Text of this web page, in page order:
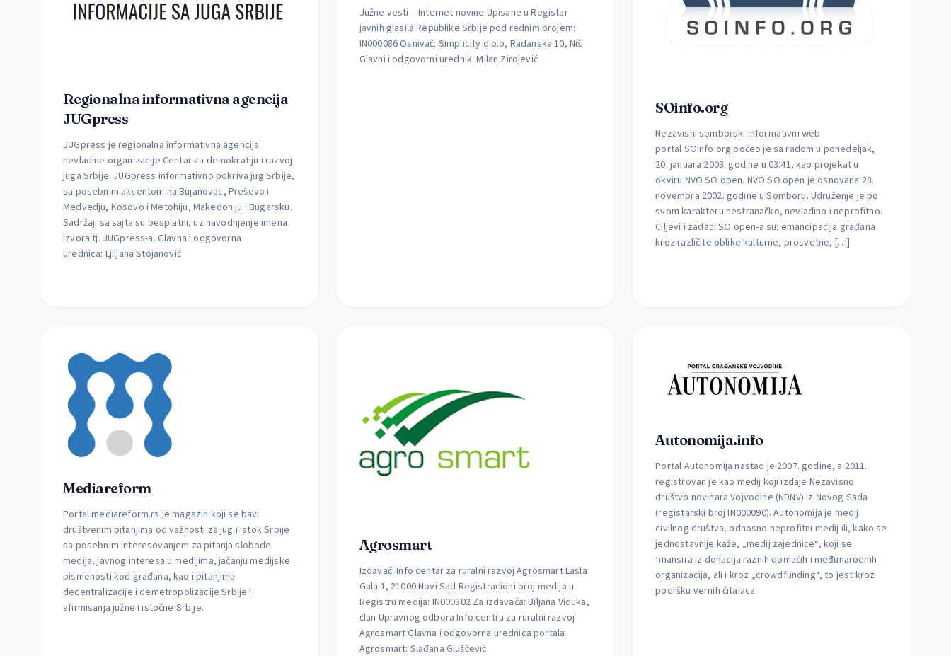
Regionalna informativna agencija
JUGpress
JUGpress je regionalna informativna agencija
nevladine organizacije Centar za demokratiju i razvoj
juga Srbije. JUGpress informativno pokriva jug Srbije,
sa posebnim akcentom na Bujanovac, Preševo i
Medvedju, Kosovo i Metohiju, Makedoniju i Bugarsku.
Sadržaji sa sajta su besplatni, uz navodnjenje imena
izvora tj. JUGpress-a. Glavna i odgovorna
urednica: Ljiljana Stojanović
Južne vesti – Internet novine Upisane u Registar
javnih glasila Republike Srbije pod rednim brojem:
IN000086 Osnivač: Simplicity d.o.o, Radanska 10, Niš
Glavni i odgovorni urednik: Milan Zirojević
SOinfo.org
Nezavisni somborski informativni web
portal SOinfo.org počeo je sa radom u ponedeljak,
20. januara 2003. godine u 03:41, kao projekat u
okviru NVO SO open. NVO SO open je osnovana 28.
novembra 2002. godine u Somboru. Udruženje je po
svom karakteru nestranačko, nevladino i neprofitno.
Ciljevi i zadaci SO open-a su: emancipacija građana
kroz različite oblike kulturne, prosvetne, […]
Mediareform
Portal mediareform.rs je magazin koji se bavi
društvenim pitanjima od važnosti za jug i istok Srbije
sa posebnim interesovanjem za pitanja slobode
medija, javnog interesa u medijima, jačanju medijske
pismenosti kod građana, kao i pitanjima
decentralizacije i demetropolizacije Srbije i
afirmisanja južne i istočne Srbije.
Agrosmart
Izdavač: Info centar za ruralni razvoj Agrosmart Lasla
Gala 1, 21000 Novi Sad Registracioni broj medija u
Registru medija: IN000302 Za izdavača: Biljana Viduka,
član Upravnog odbora Info centra za ruralni razvoj
Agrosmart Glavna i odgovorna urednica portala
Agrosmart: Slađana Gluščević
Autonomija.info
Portal Autonomija nastao je 2007. godine, a 2011.
registrovan je kao medij koji izdaje Nezavisno
društvo novinara Vojvodine (NDNV) iz Novog Sada
(registarski broj IN000090). Autonomija je medij
civilnog društva, odnosno neprofitni medij ili, kako se
jednostavnije kaže, „medij zajednice“, koji se
finansira iz donacija raznih domaćih i međunarodnih
organizacija, ali i kroz „crowdfunding“, to jest kroz
podršku vernih čitalaca.